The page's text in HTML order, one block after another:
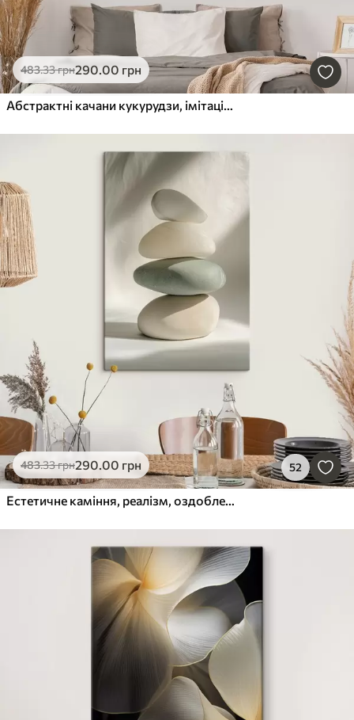
483.33грн290.00 грн
Абстрактні качани кукурудзи, імітація живопису
483.33грн290.00 грн 52
Естетичне каміння, реалізм, оздоблення будинку, природне освітлення